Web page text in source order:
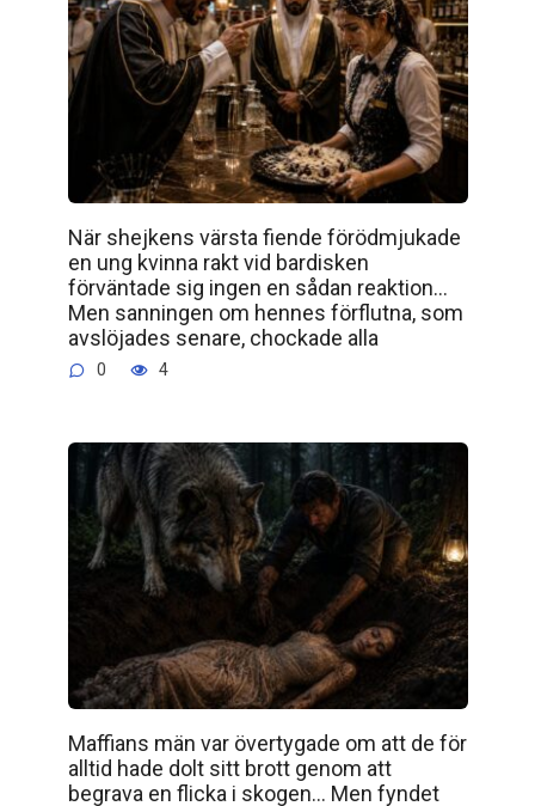
När shejkens värsta fiende förödmjukade
en ung kvinna rakt vid bardisken
förväntade sig ingen en sådan reaktion…
Men sanningen om hennes förflutna, som
avslöjades senare, chockade alla
0 4
Maffians män var övertygade om att de för
alltid hade dolt sitt brott genom att
begrava en flicka i skogen… Men fyndet